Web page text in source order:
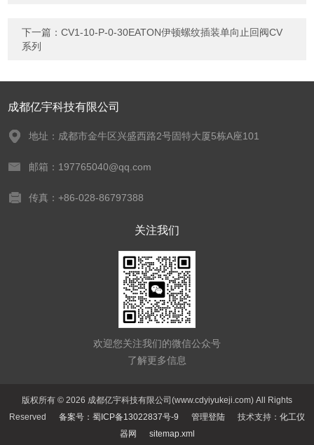
下一篇：CV1-10-P-0-30EATON伊顿螺纹插装单向止回阀CV
系列
成都亿宇科技有限公司
地址：成都市金牛区兴盛西路2号固特大厦5栋A座101
邮箱：197765040@qq.com
传真：+86-028-86797388
关注我们
欢迎您关注我们的微信公众号
了解更多信息
版权所有 © 2026 成都亿宇科技有限公司(www.cdyiyukeji.com) All Rights
Reserved 备案号：蜀ICP备13022837号-9 管理登陆 技术支持： 化工仪
器网
sitemap.xml